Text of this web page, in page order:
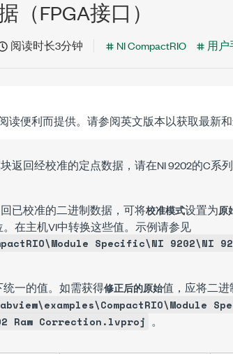
（FPGA接口）
阅读时长3分钟 NI CompactRIO 用户
读便利而提供。请参阅英文版本以获取最新和
返回经校准的定点数据，请在NI 9202的C系
已校准的二进制数据，可将校准模式设置为原
在主机VI中转换这些值。示例请参见
Specific\NI 9202\NI
一的值。如需获得修正后的原始值，应将二
Raw Correction.lvproj 。